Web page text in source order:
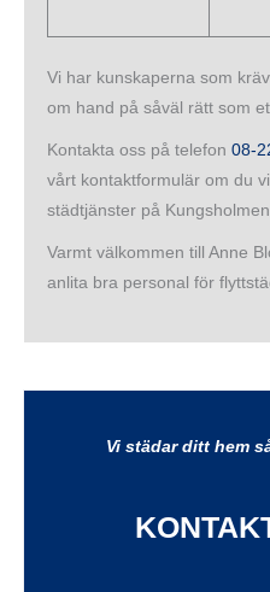
Vi har kunskaperna som
om hand på såväl rätt som
Kontakta oss på telefon08-
vårt kontaktformulär om du
städtjänster på Kungsholmen.
Varmt välkommen till Anne
anlita bra personal för
Vi städar ditt hem